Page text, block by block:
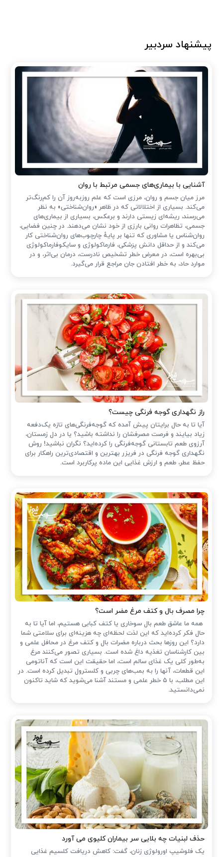
پیشنهاد سردبیر
آشنایی با بیماری‌های جسمی مرتبط با روان
مرز میان جسم و روان، مرزی است که علم روزبه‌روز آن را کم‌رنگ‌تر
می‌کند. بسیاری از اختلالاتی که در ظاهر «روان‌شناختی» به نظر
می‌رسند، ریشه‌ای زیستی دارند و برعکس، بسیاری از بیماری‌های
جسمی، تظاهرات روانی بارزی از خود نشان می‌دهند. در چنین فضایی،
روان‌شناس یا مشاوری که تنها بر پایهٔ چارچوب‌های روان‌شناختی کار
می‌کند و از حداقل دانش پزشکی، فارماکولوژی و سایکوفارماکولوژی
بی‌بهره است، در معرض خطر تشخیص نادرست، درمان بی‌اثر، و در
موارد حاد، به خطر افتادن جان مراجع قرار می‌گیرد.
راز نگهداری گوجه فرنگی چیست؟
آیا تا به حال برایتان پیش آمده که گوجه‌فرنگی‌های تازه یک‌دفعه
زیاد بیایند و فرصت مصرفشان را نداشته باشید؟ یا در دل زمستان،
آرزوی طعم تابستانی گوجه‌فرنگی را کرده‌اید؟ نگران نباشید! روش
نگهداری گوجه فرنگی در فریزر بهترین و اقتصادی‌ترین راهکار برای
حفظ عطر، طعم و ارزش غذایی این ماده پرکاربرد است.
چرا مصرف بال و کتف مرغ مضر است؟
همه ما عاشق طعم بال سوخاری یا کتف کبابی هستیم، اما آیا تا به
حال فکر کرده‌اید که این لذت لحظه‌ای چه هزینه‌ای برای سلامتی شما
دارد؟ این روزها بحث درباره مضرات بال و کتف مرغ در محافل علمی و
بین کارشناسان تغذیه داغ شده است. بسیاری تصور می‌کنند مرغ
به‌طور کلی یک غذای سالم است، اما حقیقت این است که آناتومی
این قطعات، آنها را به بمب‌های چربی و کلسترول تبدیل کرده است. در
این مطلب، با ۵ خطر علمی و مستند آشنا می‌شوید که شاید تاکنون
نمی‌دانستید.
حذف لبنیات چه بلایی سر بیماران کلیوی می آورد
یک فلوشیپ اورولوژی زنان، گفت: کاهش دریافت کلسیم غذایی